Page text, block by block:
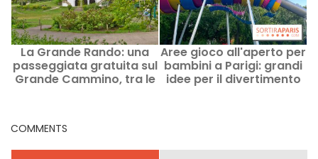
La Grande Rando: una
passeggiata gratuita sul
Grande Cammino, tra le
Aree gioco all'aperto per
bambini a Parigi: grandi
idee per il divertimento
COMMENTS